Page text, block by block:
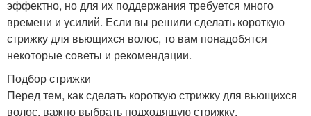
эффектно, но для их поддержания требуется много
времени и усилий. Если вы решили сделать короткую
стрижку для вьющихся волос, то вам понадобятся
некоторые советы и рекомендации.
Подбор стрижки
Перед тем, как сделать короткую стрижку для вьющихся
волос, важно выбрать подходящую стрижку.